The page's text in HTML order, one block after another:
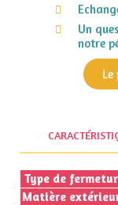
Un
notre
Type de
Matière